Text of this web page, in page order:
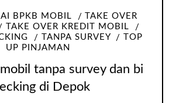
BPKB MOBIL
TAKE OVER
TAKE OVER KREDIT MOBIL
TANPA SURVEY
TOP
UP PINJAMAN
tanpa survey dan bi
di Depok